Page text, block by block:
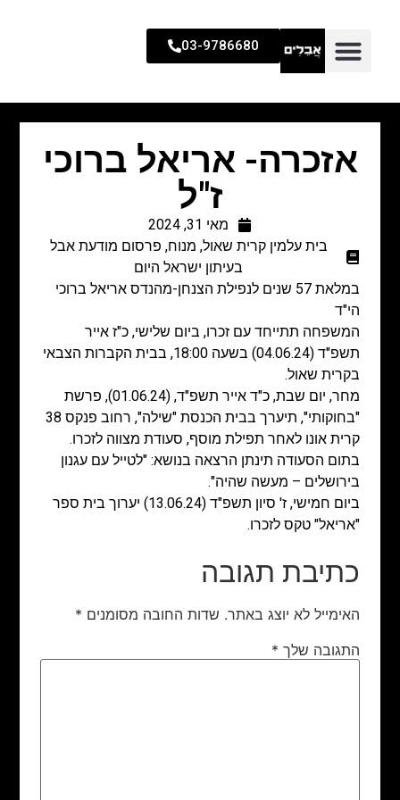
03-9786680
אזכרה- אריאל ברוכי
ז"ל
מאי 31, 2024
בית עלמין קרית שאול, מנוח, פרסום מודעת אבל
בעיתון ישראל היום
במלאת 57 שנים לנפילת הצנחן-מהנדס אריאל ברוכי
הי"ד
המשפחה תתייחד עם זכרו, ביום שלישי, כ"ז אייר
תשפ"ד (04.06.24) בשעה 18:00, בבית הקברות הצבאי
בקרית שאול.
מחר, יום שבת, כ"ד אייר תשפ"ד, (01.06.24), פרשת
"בחוקותי", תיערך בבית הכנסת "שילה", רחוב פנקס 38
קרית אונו לאחר תפילת מוסף, סעודת מצווה לזכרו.
בתום הסעודה תינתן הרצאה בנושא: "לטייל עם עגנון
בירושלים – מעשה שהיה".
ביום חמישי, ז' סיון תשפ"ד (13.06.24) יערוך בית ספר
"אריאל" טקס לזכרו.
כתיבת תגובה
האימייל לא יוצג באתר. שדות החובה מסומנים *
התגובה שלך *